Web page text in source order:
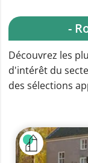
-
Découvrez les
d'intérêt du
des sélections